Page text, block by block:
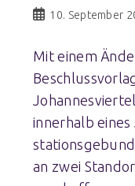
10. September
Mit einem
innerhalb
an zwei